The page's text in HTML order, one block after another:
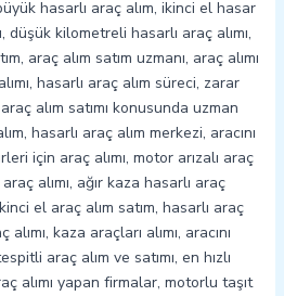
hasarlı araç alım, ikinci el hasar
düşük kilometreli hasarlı araç alımı,
araç alım satım uzmanı, araç alımı
hasarlı araç alım süreci, zarar
alım satımı konusunda uzman
hasarlı araç alım merkezi, aracını
için araç alımı, motor arızalı araç
alımı, ağır kaza hasarlı araç
el araç alım satım, hasarlı araç
kaza araçları alımı, aracını
araç alım ve satımı, en hızlı
alımı yapan firmalar, motorlu taşıt